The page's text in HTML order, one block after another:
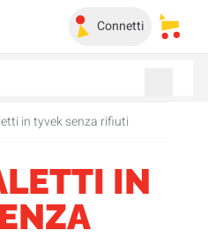
Connetti I miei
in tyvek senza rifiuti
IN